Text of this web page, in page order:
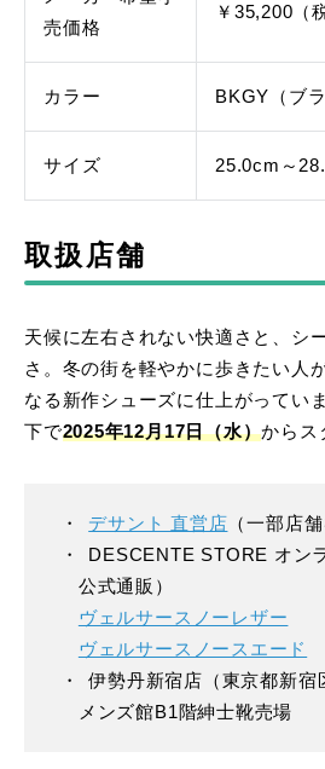
売価格
￥35,200（
カラー BKGY（ブ
サイズ 25.0cm～
取扱店舗
天候に左右されない快適さと、シ
さ。冬の街を軽やかに歩きたい人
なる新作シューズに仕上がってい
下で2025年12月17日（水）からス
デサント 直営店 （一部店
DESCENTE STORE オン
公式通販）
ヴェルサースノーレザー
ヴェルサースノースエード
伊勢丹新宿店（東京都新宿
メンズ館B1階紳士靴売場